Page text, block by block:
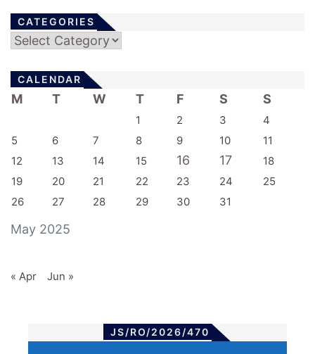
CATEGORIES
Categories
CALENDAR
May 2025
M T W T F S S
1 2 3
4
5
6 7 8 9 10
11
12
13 14 15 16 17
18
19
20 21 22 23 24
25
26
27 28 29 30 31
« Apr Jun »
JS/RO/2026/470